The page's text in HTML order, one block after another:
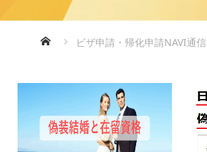
ホームビザ申請・帰化申請NAVI通信